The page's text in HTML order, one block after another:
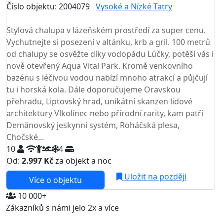
Číslo objektu: 2004079 Vysoké a Nízké Tatry
Stylová chalupa v lázeňském prostředí za super cenu.
Vychutnejte si posezení v altánku, krb a gril. 100 metrů
od chalupy se osvěžte díky vodopádu Lúčky, potěší vás i
nově otevřený Aqua Vital Park. Kromě venkovního
bazénu s léčivou vodou nabízí mnoho atrakcí a půjčují
tu i horská kola. Dále doporučujeme Oravskou
přehradu, Liptovský hrad, unikátní skanzen lidové
architektury Vlkolínec nebo přírodní rarity, kam patří
Demänovský jeskynní systém, Roháčská plesa,
Chočské...
10
4
Od: 2.997 Kčza objekt a noc
Více o objektu
Uložit na později
10 000+
Zákazníků s námi jelo 2x a více